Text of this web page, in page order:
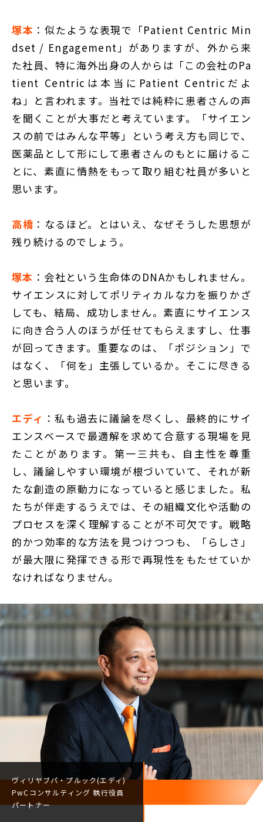
塚本 ：似たような表現で「Patient Centric Min
dset / Engagement」がありますが、外から来
た社員、特に海外出身の人からは「この会社のPa
tient Centricは本当にPatient Centricだよ
ね」と言われます。当社では純粋に患者さんの声
を聞くことが大事だと考えています。「サイエン
スの前ではみんな平等」という考え方も同じで、
医薬品として形にして患者さんのもとに届けるこ
とに、素直に情熱をもって取り組む社員が多いと
思います。
高橋 ：なるほど。とはいえ、なぜそうした思想が
残り続けるのでしょう。
塚本 ：会社という生命体のDNAかもしれません。
サイエンスに対してポリティカルな力を振りかざ
しても、結局、成功しません。素直にサイエンス
に向き合う人のほうが任せてもらえますし、仕事
が回ってきます。重要なのは、「ポジション」で
はなく、「何を」主張しているか。そこに尽きる
と思います。
エディ ：私も過去に議論を尽くし、最終的にサイ
エンスベースで最適解を求めて合意する現場を見
たことがあります。第一三共も、自主性を尊重
し、議論しやすい環境が根づいていて、それが新
たな創造の原動力になっていると感じました。私
たちが伴走するうえでは、その組織文化や活動の
プロセスを深く理解することが不可欠です。戦略
的かつ効率的な方法を見つけつつも、「らしさ」
が最大限に発揮できる形で再現性をもたせていか
なければなりません。
ヴィリヤブパ・プルック(エディ)
PwCコンサルティング執行役員
パートナー